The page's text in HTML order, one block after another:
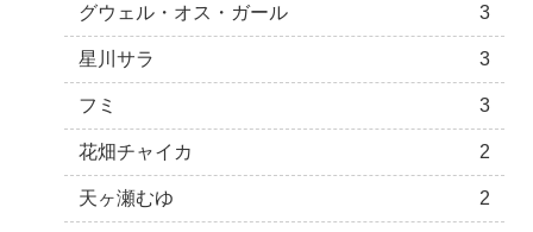
グウェル・オス・ガール 3
星川サラ 3
フミ 3
花畑チャイカ 2
天ヶ瀬むゆ 2